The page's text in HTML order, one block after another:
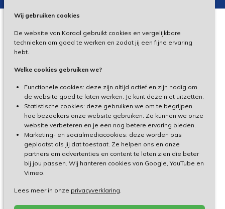
Wij gebruiken cookies
De website van Koraal gebruikt cookies en vergelijkbare
technieken om goed te werken en zodat jij een fijne ervaring
hebt.
Welke cookies gebruiken we?
Functionele cookies: deze zijn altijd actief en zijn nodig om
de website goed te laten werken. Je kunt deze niet uitzetten.
Statistische cookies: deze gebruiken we om te begrijpen
hoe bezoekers onze website gebruiken. Zo kunnen we onze
website verbeteren en je een nog betere ervaring bieden.
Marketing- en socialmediacookies: deze worden pas
geplaatst als jij dat toestaat. Ze helpen ons en onze
partners om advertenties en content te laten zien die beter
bij jou passen. Wij hanteren cookies van Google, YouTube en
Vimeo.
Lees meer in onze privacyverklaring.
Privacy
Toegankelijkheid
Cliëntenportaal
Medewerkersportaal
TeamViewer
Made by Ivengi